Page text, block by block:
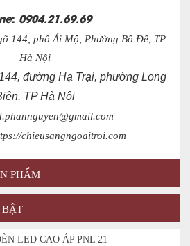
: 0904.21.69.69
144, phố Ái Mộ, Phường Bồ Đề, TP
Hà Nội
đường Hạ Trại, phường Long
TP Hà Nội
chieusangngoaitroi.com
PHẨM
BẬT
LED CAO ÁP PNL 21